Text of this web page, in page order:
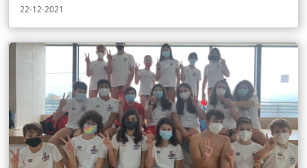
22-12-2021